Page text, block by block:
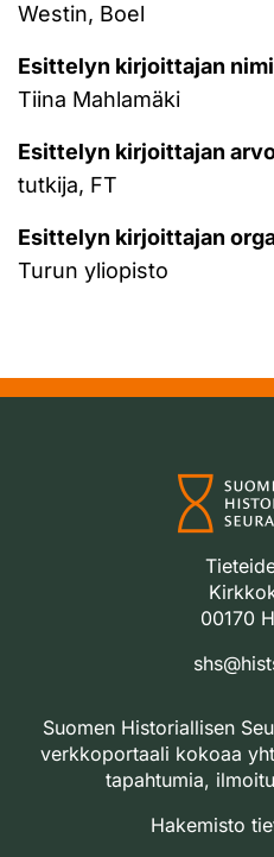
Westin, Boel
Esittelyn kirjoittajan
Tiina Mahlamäki
Esittelyn kirjoittajan
tutkija, FT
Esittelyn kirjoittajan
Turun yliopisto
00170
Suomen Historiallisen
verkkoportaali kokoaa
tapahtumia,
Hakemisto